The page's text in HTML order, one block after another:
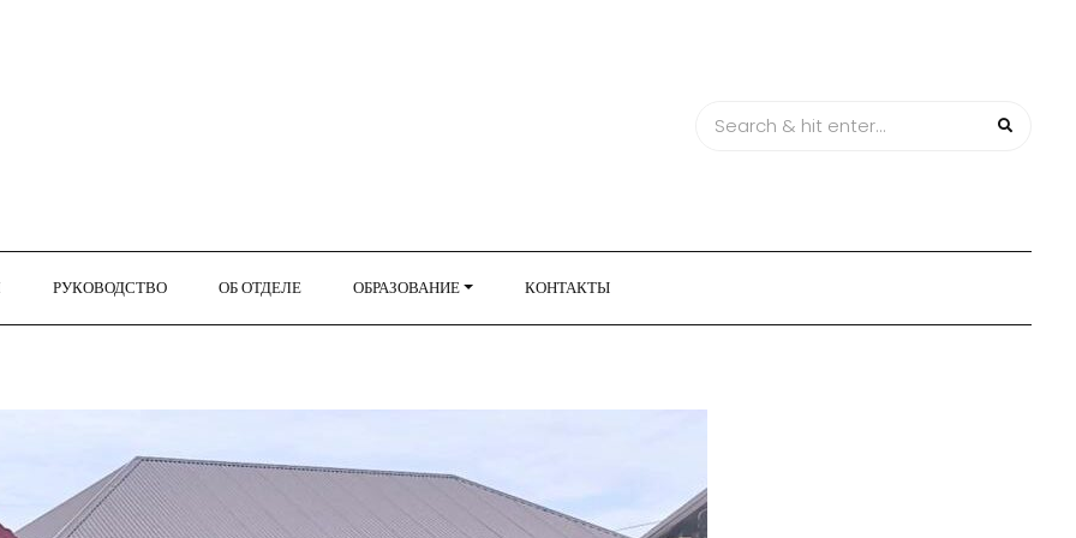
РУКОВОДСТВО ОБ ОТДЕЛЕ ОБРАЗОВАНИЕ КОНТАКТЫ